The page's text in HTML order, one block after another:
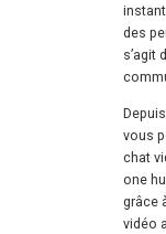
des
s’agit
vous
chat
one
grâce
vidéo